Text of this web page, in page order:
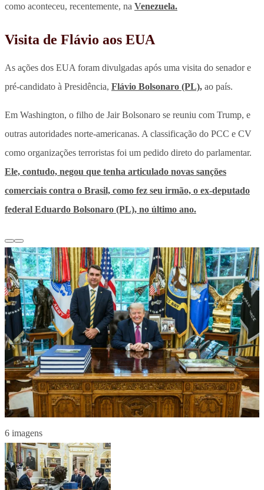
como aconteceu, recentemente, na Venezuela.
Visita de Flávio aos EUA
As ações dos EUA foram divulgadas após uma visita do senador e
pré-candidato à Presidência, Flávio Bolsonaro (PL), ao país.
Em Washington, o filho de Jair Bolsonaro se reuniu com Trump, e
outras autoridades norte-americanas. A classificação do PCC e CV
como organizações terroristas foi um pedido direto do parlamentar.
Ele, contudo, negou que tenha articulado novas sanções
comerciais contra o Brasil, como fez seu irmão, o ex-deputado
federal Eduardo Bolsonaro (PL), no último ano.
6 imagens